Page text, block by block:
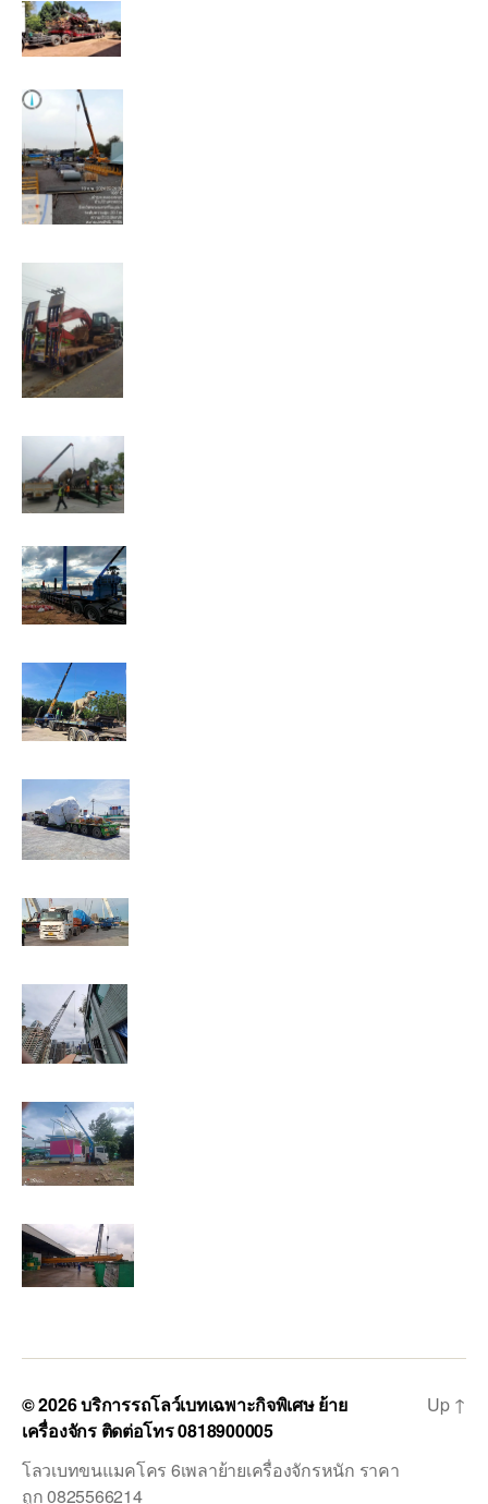
© 2026บริการรถโลว์เบทเฉพาะกิจพิเศษ ย้าย
เครื่องจักร ติดต่อโทร 0818900005
โลวเบทขนแมคโคร 6เพลาย้ายเครื่องจักรหนัก ราคา
ถูก 0825566214
Up ↑